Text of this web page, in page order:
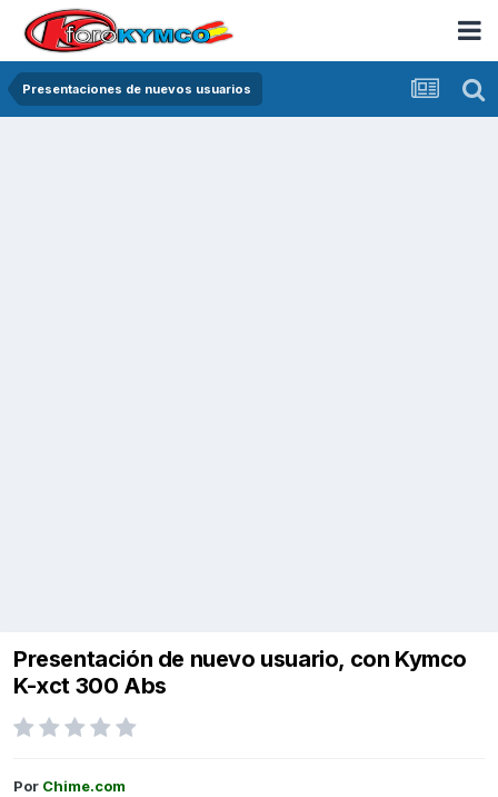
Presentaciones de nuevos usuarios
Presentación de nuevo usuario, con Kymco
K-xct 300 Abs
Por Chime.com